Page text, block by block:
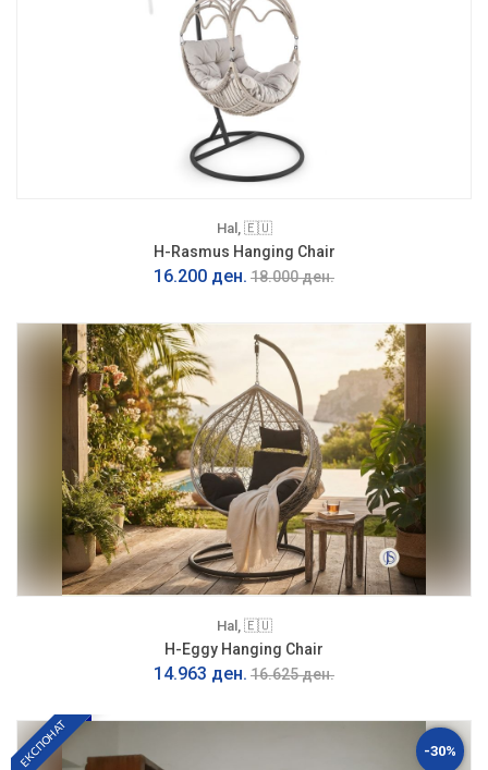
Hal, 🇪🇺
H-Rasmus Hanging Chair
16.200 ден. 18.000 ден.
Hal, 🇪🇺
H-Eggy Hanging Chair
14.963 ден. 16.625 ден.
ЕКСПОНАТ -30%